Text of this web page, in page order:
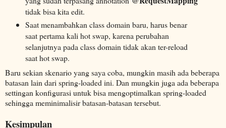
tidak bisa kita edit.
Saat menambahkan class domain baru, harus benar
saat pertama kali hot swap, karena perubahan
selanjutnya pada class domain tidak akan ter-reload
saat hot swap.
Baru sekian skenario yang saya coba, mungkin masih ada beberapa
batasan lain dari spring-loaded ini. Dan mungkin juga ada beberapa
settingan konfigurasi untuk bisa mengoptimalkan spring-loaded
sehingga meminimalisir batasan-batasan tersebut.
Kesimpulan